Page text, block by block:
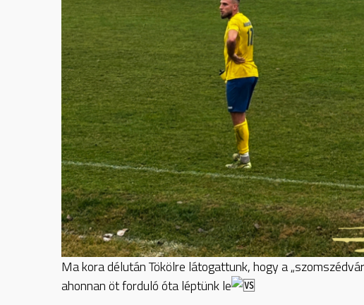
Makora délután Tökölre látogattunk, hogy a
ahonnan öt forduló óta léptünk le